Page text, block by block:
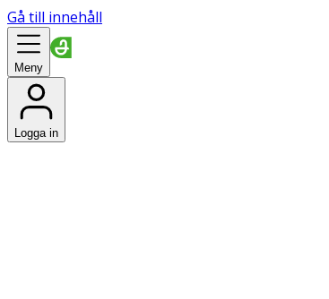
Gå till innehåll
Meny
Logga in